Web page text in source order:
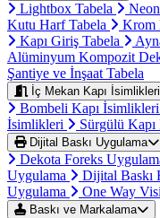
Lightbox Tabela
Kutu Harf Tabela
Krom
Kapı Giriş Tabela
Alüminyum Kompozit
Şantiye ve İnşaat Tabela
İç Mekan Kapı İsimlikleri
Bombeli Kapı İsimlikleri
İsimlikleri
Sürgülü
Dijital Baskı Uygulama
Dekota Foreks
Uygulama
Dijital Baskı
Uygulama
One Way
Baskı ve Markalama